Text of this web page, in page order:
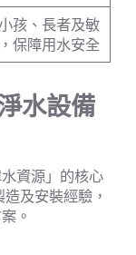
孩、長者及敏
保障用水安全
水設備
資源」的核心
及安裝經驗，
。